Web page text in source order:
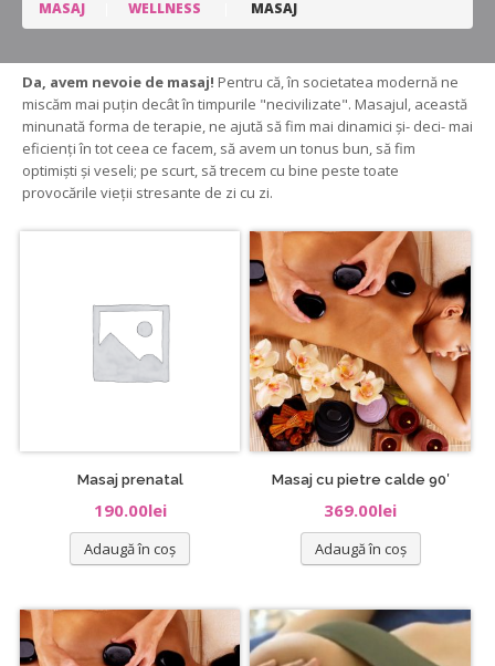
MASAJ WELLNESS MASAJ
Da, avem nevoie de masaj! Pentru că, în societatea modernă ne
miscăm mai puțin decât în timpurile "necivilizate". Masajul, această
minunată forma de terapie, ne ajută să fim mai dinamici și- deci- mai
eficienți în tot ceea ce facem, să avem un tonus bun, să fim
optimiști și veseli; pe scurt, să trecem cu bine peste toate
provocările vieții stresante de zi cu zi.
Masaj prenatal
190.00lei
Adaugă în coș
Masaj cu pietre calde 90′
369.00lei
Adaugă în coș